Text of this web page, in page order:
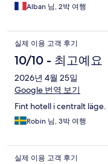
Alban 님, 2박 여행
실제 이용 고객 후기
10/10 - 최고예요
2026년 4월 25일
Google 번역 보기
Fint hotell i centralt läge.
Robin 님, 3박 여행
실제 이용 고객 후기